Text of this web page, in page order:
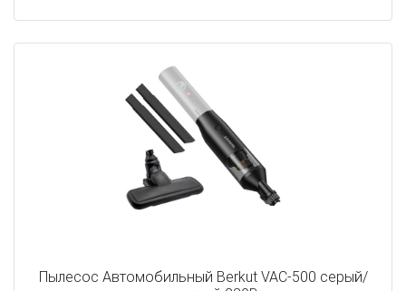
Пылесос Автомобильный Berkut VAC-500 серый/